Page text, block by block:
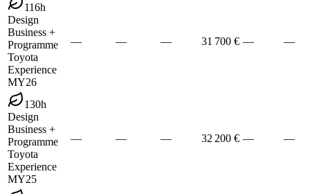
116h
Design
Business +
Programme
Toyota
Experience
MY26
— — — 31 700 € — —
130h
Design
Business +
Programme
Toyota
Experience
MY25
— — — 32 200 € — —